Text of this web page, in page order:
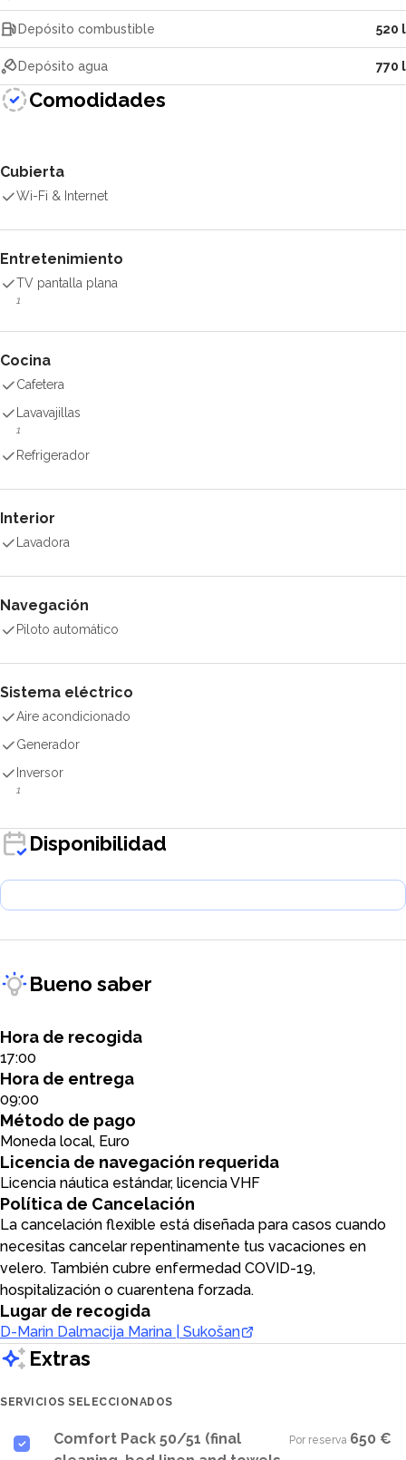
Depósito combustible 520 l
Depósito agua 770 l
Comodidades
Cubierta
Wi-Fi & Internet
Entretenimiento
TV pantalla plana
1
Cocina
Cafetera
Lavavajillas
1
Refrigerador
Interior
Lavadora
Navegación
Piloto automático
Sistema eléctrico
Aire acondicionado
Generador
Inversor
1
Disponibilidad
Bueno saber
Hora de recogida
17:00
Hora de entrega
09:00
Método de pago
Moneda local, Euro
Licencia de navegación requerida
Licencia náutica estándar, licencia VHF
Política de Cancelación
La cancelación flexible está diseñada para casos cuando
necesitas cancelar repentinamente tus vacaciones en
velero. También cubre enfermedad COVID-19,
hospitalización o cuarentena forzada.
Lugar de recogida
D-Marin Dalmacija Marina | Sukošan
Extras
SERVICIOS SELECCIONADOS
Comfort Pack 50/51 (final
Por reserva·650 €